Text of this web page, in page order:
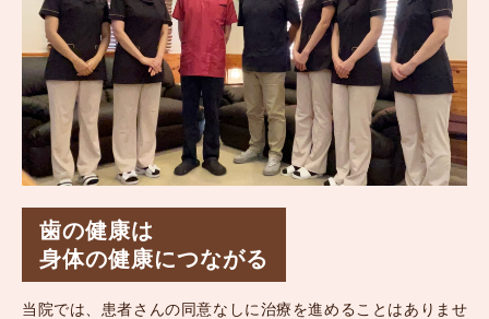
歯の健康は
身体の健康につながる
当院では、患者さんの同意なしに治療を進めることはありませ